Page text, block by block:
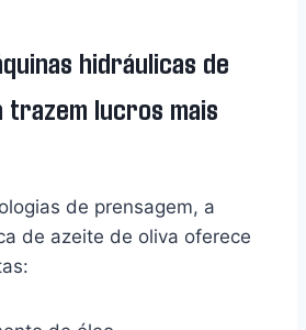
hidráulicas de
trazem lucros mais
de prensagem, a
de azeite de oliva oferece